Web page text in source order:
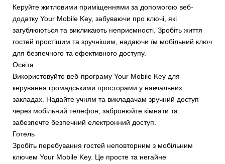
Керуйте житловими приміщеннями за допомогою веб-
додатку Your Mobile Key, забуваючи про ключі, які
загублюються та викликають неприємності. Зробіть життя
гостей простішим та зручнішим, надаючи їм мобільний ключ
для безпечного та ефективного доступу.
Освіта
Використовуйте веб-програму Your Mobile Key для
керування громадськими просторами у навчальних
закладах. Надайте учням та викладачам зручний доступ
через мобільний телефон, забронюйте кімнати та
забезпечте безпечний електронний доступ.
Готель
Зробіть перебування гостей неповторним з мобільним
ключем Your Mobile Key. Це просте та негайне